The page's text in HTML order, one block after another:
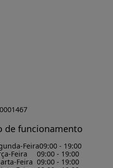
de funcionamento
Feira09:00 - 19:00
Feira
09:00 - 19:00
Feira 09:00 - 19:00